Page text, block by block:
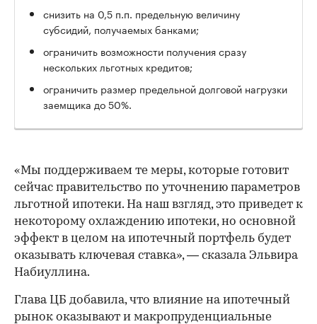
снизить на 0,5 п.п. предельную величину
субсидий, получаемых банками;
ограничить возможности получения сразу
нескольких льготных кредитов;
ограничить размер предельной долговой нагрузки
заемщика до 50%.
«Мы поддерживаем те меры, которые готовит
сейчас правительство по уточнению параметров
льготной ипотеки. На наш взгляд, это приведет к
некоторому охлаждению ипотеки, но основной
эффект в целом на ипотечный портфель будет
оказывать ключевая ставка», — сказала Эльвира
Набиуллина.
Глава ЦБ добавила, что влияние на ипотечный
рынок оказывают и макропруденциальные